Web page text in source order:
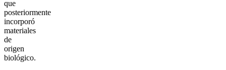
que
posteriormente
incorporó
materiales
de
origen
biológico.